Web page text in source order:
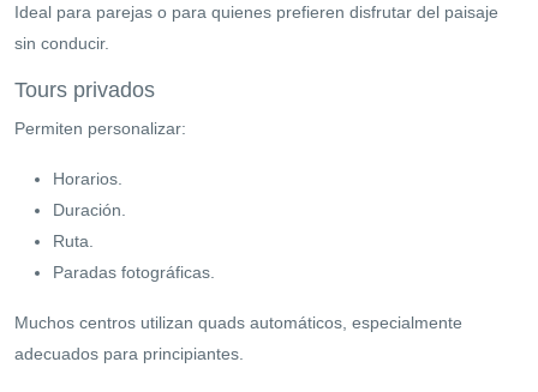
Ideal para parejas o para quienes prefieren disfrutar del paisaje
sin conducir.
Tours privados
Permiten personalizar:
Horarios.
Duración.
Ruta.
Paradas fotográficas.
Muchos centros utilizan quads automáticos, especialmente
adecuados para principiantes.